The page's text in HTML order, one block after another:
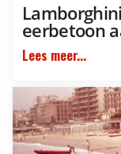
eerbetoon
Lees meer...